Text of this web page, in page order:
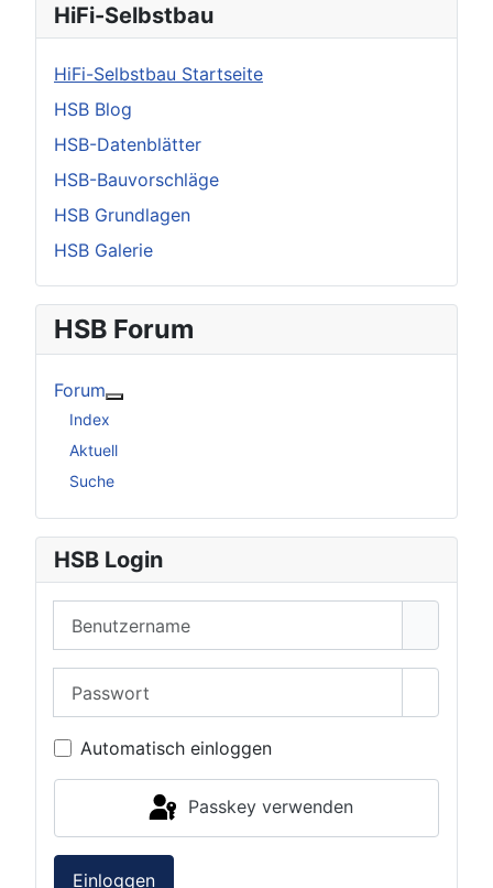
HiFi-Selbstbau
HiFi-Selbstbau Startseite
HSB Blog
HSB-Datenblätter
HSB-Bauvorschläge
HSB Grundlagen
HSB Galerie
HSB Forum
Forum
Index
Aktuell
Suche
HSB Login
Automatisch einloggen
Passkey verwenden
Einloggen